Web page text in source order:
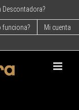
Descontadora?
funciona?
Mi cuenta